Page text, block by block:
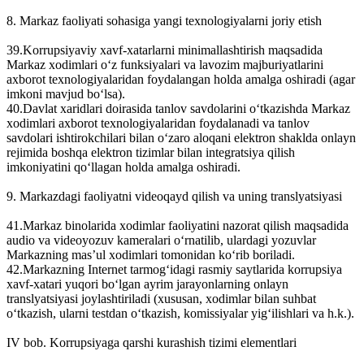
8. Markaz faoliyati sohasiga yangi texnologiyalarni joriy etish
39.Korrupsiyaviy xavf-xatarlarni minimallashtirish maqsadida
Markaz xodimlari o‘z funksiyalari va lavozim majburiyatlarini
axborot texnologiyalaridan foydalangan holda amalga oshiradi (agar
imkoni mavjud bo‘lsa).
40.Davlat xaridlari doirasida tanlov savdolarini o‘tkazishda Markaz
xodimlari axborot texnologiyalaridan foydalanadi va tanlov
savdolari ishtirokchilari bilan o‘zaro aloqani elektron shaklda onlayn
rejimida boshqa elektron tizimlar bilan integratsiya qilish
imkoniyatini qo‘llagan holda amalga oshiradi.
9. Markazdagi faoliyatni videoqayd qilish va uning translyatsiyasi
41.Markaz binolarida xodimlar faoliyatini nazorat qilish maqsadida
audio va videoyozuv kameralari o‘rnatilib, ulardagi yozuvlar
Markazning mas’ul xodimlari tomonidan ko‘rib boriladi.
42.Markazning Internet tarmog‘idagi rasmiy saytlarida korrupsiya
xavf-xatari yuqori bo‘lgan ayrim jarayonlarning onlayn
translyatsiyasi joylashtiriladi (xususan, xodimlar bilan suhbat
o‘tkazish, ularni testdan o‘tkazish, komissiyalar yig‘ilishlari va h.k.).
IV bob. Korrupsiyaga qarshi kurashish tizimi elementlari